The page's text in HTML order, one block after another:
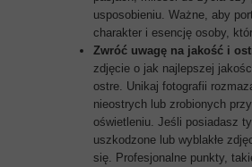
usposobieniu. Ważne, aby
charakter i esencję osoby,
Zwróć uwagę na jakość i
zdjęcie o jak najlepszej
ostre. Unikaj fotografii
nieostrych lub zrobionych przy
oświetleniu. Jeśli posiadasz
uszkodzone lub wyblakłe
się. Profesjonalne punkty,